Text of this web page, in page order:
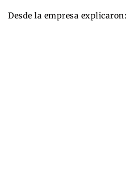
Desde la empresa explicaron: